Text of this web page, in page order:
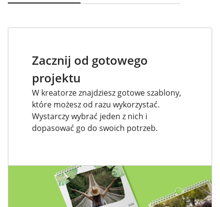
Zacznij od gotowego
projektu
W kreatorze znajdziesz gotowe szablony,
które możesz od razu wykorzystać.
Wystarczy wybrać jeden z nich i
dopasować go do swoich potrzeb.